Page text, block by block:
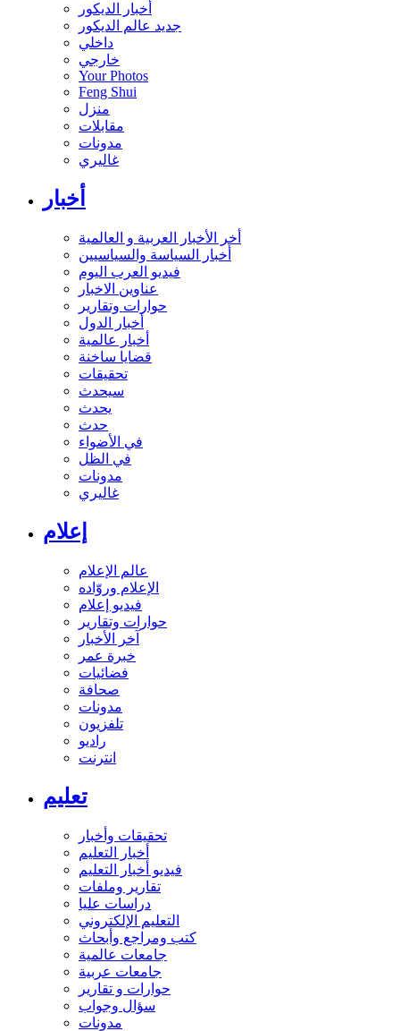
أخبار الديكور
جديد عالم الديكور
داخلي
خارجي
Your Photos
Feng Shui
منزل
مقابلات
مدونات
غاليري
أخبار
أخر الأخبار العربية و العالمية
أخبار السياسة والسياسيين
فيديو العرب اليوم
عناوين الاخبار
حوارات وتقارير
أخبار الدول
أخبار عالمية
قضايا ساخنة
تحقيقات
سيحدث
يحدث
حدث
في الأضواء
في الظل
مدونات
غاليري
إعلام
عالم الإعلام
الإعلام وروّاده
فيديو إعلام
حوارات وتقارير
آخر الأخبار
خبرة عمر
فضائيات
صحافة
مدونات
تلفزيون
راديو
انترنت
تعليم
تحقيقات وأخبار
أخبار التعليم
فيديو أخبار التعليم
تقارير وملفات
دراسات عليا
التعليم الإلكتروني
كتب ومراجع وأبحاث
جامعات عالمية
جامعات عربية
حوارات و تقارير
سؤال وجواب
مدونات